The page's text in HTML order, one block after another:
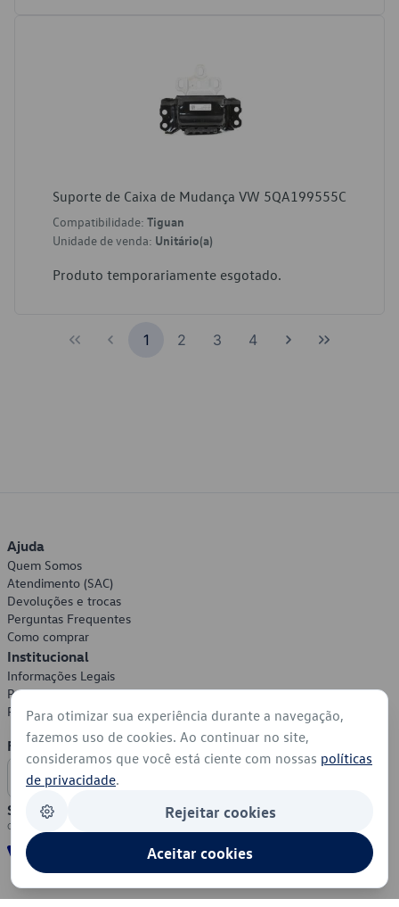
Suporte de Caixa de Mudança VW 5QA199555C
Compatibilidade: Tiguan
Unidade de venda: Unitário(a)
Produto temporariamente esgotado.
1 2 3 4
Ajuda
Quem Somos
Atendimento (SAC)
Devoluções e trocas
Perguntas Frequentes
Como comprar
Institucional
Informações Legais
Política de Privacidade
Política de Cookies
Formas de Pagamento
Segurança
Para otimizar sua experiência durante a navegação,
fazemos uso de cookies. Ao continuar no site,
consideramos que você está ciente com nossas políticas
de privacidade.
Rejeitar cookies
Aceitar cookies